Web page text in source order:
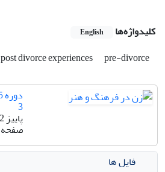
کلیدواژه‌ها English
post divorce experiences
pre-divorce
3
پاییز 1392
صفحه
فایل ها